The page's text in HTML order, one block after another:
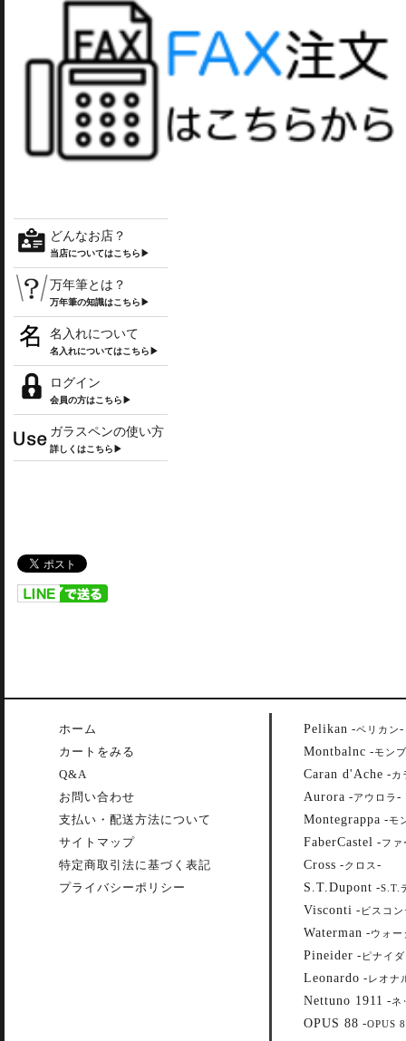
どんなお店？
当店についてはこちら▶
万年筆とは？
万年筆の知識はこちら▶
名入れについて
名入れについてはこちら▶
ログイン
会員の方はこちら▶
ガラスペンの使い方
詳しくはこちら▶
ホーム
カートをみる
Q&A
お問い合わせ
支払い・配送方法について
サイトマップ
特定商取引法に基づく表記
プライバシーポリシー
Pelikan -ペリカン-
Montbalnc -モン
Caran d'Ache -カ
Aurora -アウロラ -
Montegrappa -モ
FaberCastel -ファ
Cross -クロス-
S.T.Dupont -S.T.
Visconti - ビスコ
Waterman -ウォー
Pineider - ピナイ
Leonardo -レオナ
Nettuno 1911 -ネ
OPUS 88 -OPUS